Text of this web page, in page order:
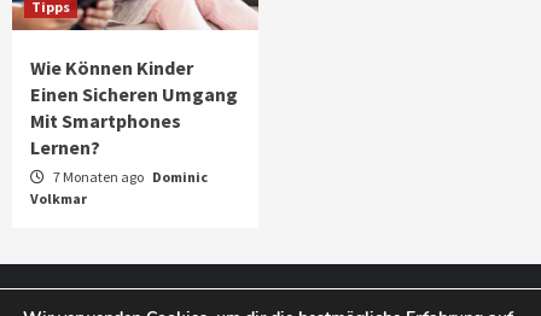
Tipps
Wie Können Kinder
Einen Sicheren Umgang
Mit Smartphones
Lernen?
7 Monaten ago Dominic
Volkmar
Impressum Datenschutz